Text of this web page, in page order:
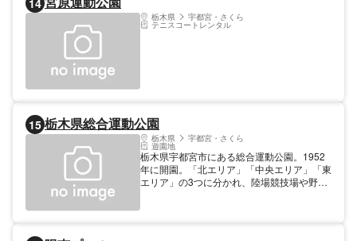
14
栃木県 宇都宮・さくら
テニスコートレンタル
15 栃木県総合運動公園
栃木県 宇都宮・さくら
遊園地
栃木県宇都宮市にある総合運動公園。1952
年に開園。「北エリア」「中央エリア」「東
エリア」の3つに分かれ、陸場競技場や野球